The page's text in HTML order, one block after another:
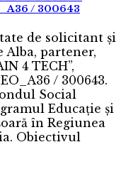
/ 300643
de solicitant și
Alba, partener,
4 TECH”,
/ 300643.
Social
Educație și
în Regiunea
Obiectivul